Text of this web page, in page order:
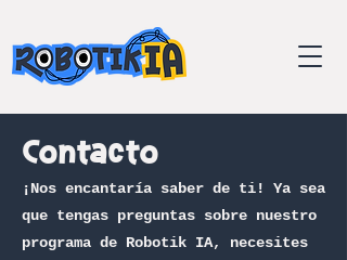
Contacto
¡Nos encantaría saber de ti! Ya sea
que tengas preguntas sobre nuestro
programa de Robotik IA, necesites